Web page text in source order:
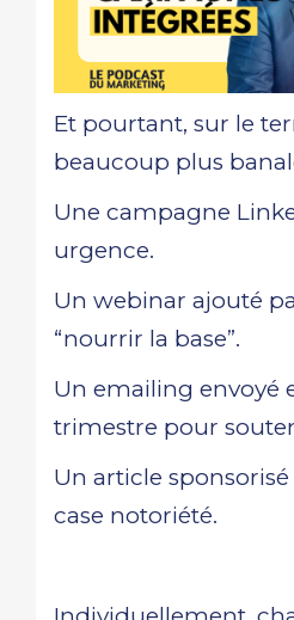
Et pourtant, sur le
beaucoup plus
Une campagne
urgence.
Un webinar ajouté
“nourrir la base”.
Un emailing envoyé
trimestre pour
Un article
case notoriété.